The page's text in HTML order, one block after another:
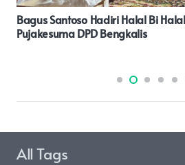
Ketua DPRD Ali Badrudin Dorong
Penjaringan Balon Bupati Pati
All Tags